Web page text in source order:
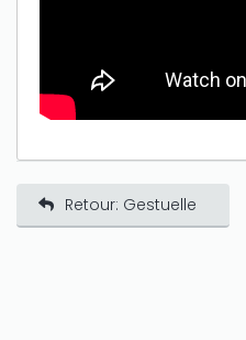
Retour: Gestuelle